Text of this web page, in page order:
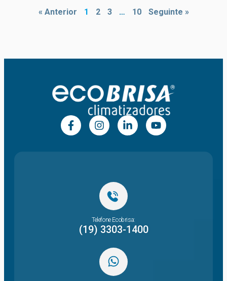
« Anterior 1 2 3 … 10 Seguinte »
Telefone Ecobrisa:
(19) 3303-1400